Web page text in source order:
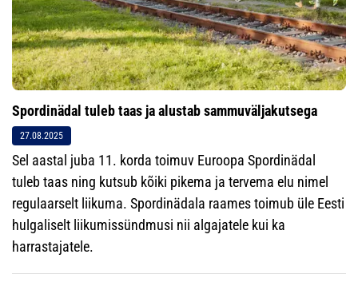
Spordinädal tuleb taas ja alustab sammuväljakutsega
27.08.2025
Sel aastal juba 11. korda toimuv Euroopa Spordinädal
tuleb taas ning kutsub kõiki pikema ja tervema elu nimel
regulaarselt liikuma. Spordinädala raames toimub üle Eesti
hulgaliselt liikumissündmusi nii algajatele kui ka
harrastajatele.